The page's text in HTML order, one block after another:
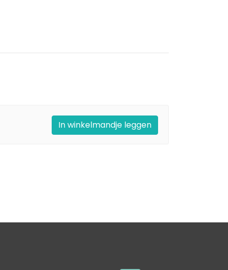
In winkelmandje leggen